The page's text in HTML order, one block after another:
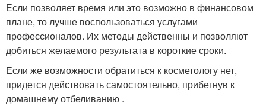
Если позволяет время или это возможно в финансовом
плане, то лучше воспользоваться услугами
профессионалов. Их методы действенны и позволяют
добиться желаемого результата в короткие сроки.
Если же возможности обратиться к косметологу нет,
придется действовать самостоятельно, прибегнув к
домашнему отбеливанию .